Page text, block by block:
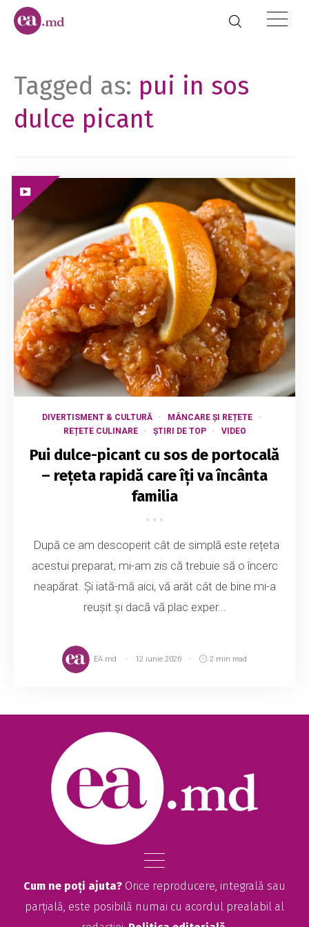
Tagged as: pui in sos
dulce picant
DIVERTISMENT & CULTURĂ
MÂNCARE ȘI REȚETE
REȚETE CULINARE
ȘTIRI DE TOP VIDEO
Pui dulce-picant cu sos de portocală
– rețeta rapidă care îți va încânta
familia
După ce am descoperit cât de simplă este rețeta
acestui preparat, mi-am zis că trebuie să o încerc
neapărat. Și iată-mă aici, vă arăt cât de bine mi-a
reușit și dacă vă plac exper...
EA.md 12 iunie 2026 2 min read
Cum ne poți ajuta? Orice reproducere, integrală sau
parțială, este posibilă numai cu acordul prealabil al